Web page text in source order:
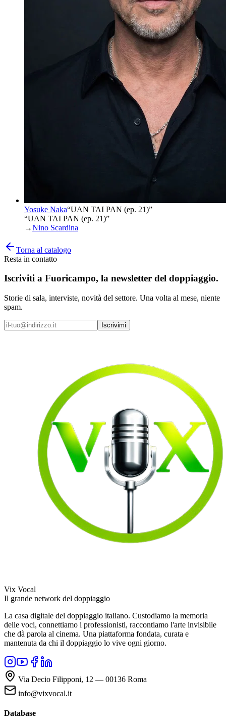
Yosuke Naka“UAN TAI PAN (ep. 21)”
“UAN TAI PAN (ep. 21)”
→Nino Scardina
Torna al catalogo
Resta in contatto
Iscriviti a Fuoricampo, la newsletter del doppiaggio.
Storie di sala, interviste, novità del settore. Una volta al mese, niente
spam.
Iscrivimi
Vix Vocal
Il grande network del doppiaggio
La casa digitale del doppiaggio italiano. Custodiamo la memoria
delle voci, connettiamo i professionisti, raccontiamo l'arte invisibile
che dà parola al cinema. Una piattaforma fondata, curata e
mantenuta da chi il doppiaggio lo vive ogni giorno.
Via Decio Filipponi, 12 — 00136 Roma
info@vixvocal.it
Database